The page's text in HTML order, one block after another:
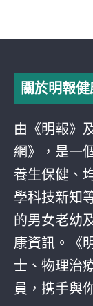
關於明報健
由《明報》
網》，是一
養生保健、
學科技新知
的男女老幼
康資訊。《
士、物理治
員，携手與